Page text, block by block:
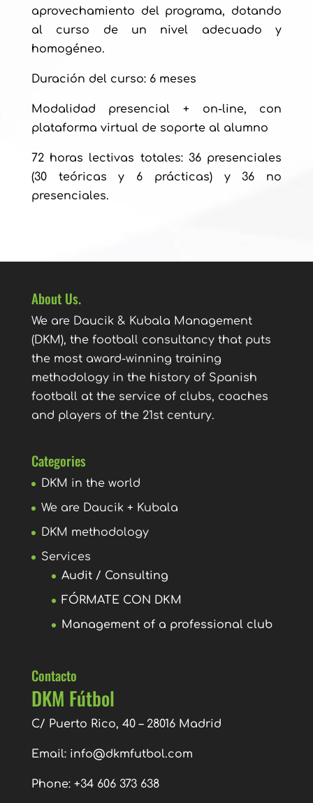
aprovechamiento del programa, dotando
al curso de un nivel adecuado y
homogéneo.
Duración del curso: 6 meses
Modalidad presencial + on-line, con
plataforma virtual de soporte al alumno
72 horas lectivas totales: 36 presenciales
(30 teóricas y 6 prácticas) y 36 no
presenciales.
About Us.
We are Daucik & Kubala Management
(DKM), the football consultancy that puts
the most award-winning training
methodology in the history of Spanish
football at the service of clubs, coaches
and players of the 21st century.
Categories
DKM in the world
We are Daucik + Kubala
DKM methodology
Services
Audit / Consulting
FÓRMATE CON DKM
Management of a professional club
Contacto
DKM Fútbol
C/ Puerto Rico, 40 – 28016 Madrid
Email: info@dkmfutbol.com
Phone: +34 606 373 638